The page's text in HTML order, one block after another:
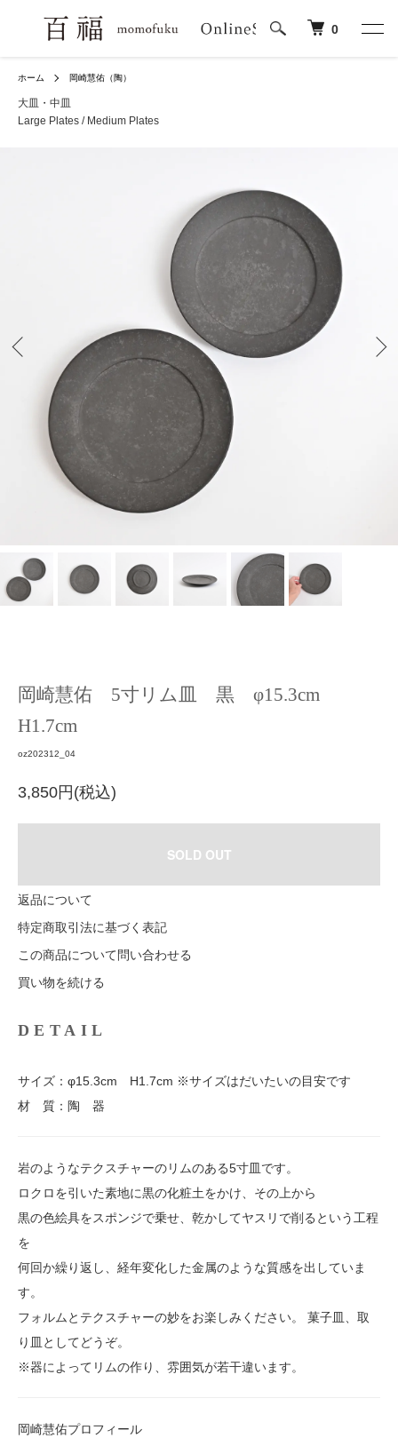
0
ホーム 岡崎慧佑（陶）
大皿・中皿
Large Plates / Medium Plates
岡崎慧佑 5寸リム皿 黒 φ15.3cm
H1.7cm
oz202312_04
3,850円(税込)
SOLD OUT
返品について
特定商取引法に基づく表記
この商品について問い合わせる
買い物を続ける
DETAIL
サイズ：φ15.3cm H1.7cm ※サイズはだいたいの目安です
材 質：陶 器
岩のようなテクスチャーのリムのある5寸皿です。
ロクロを引いた素地に黒の化粧土をかけ、その上から
黒の色絵具をスポンジで乗せ、乾かしてヤスリで削るという工程
を
何回か繰り返し、経年変化した金属のような質感を出していま
す。
フォルムとテクスチャーの妙をお楽しみください。 菓子皿、取
り皿としてどうぞ。
※器によってリムの作り、雰囲気が若干違います。
岡崎慧佑プロフィール